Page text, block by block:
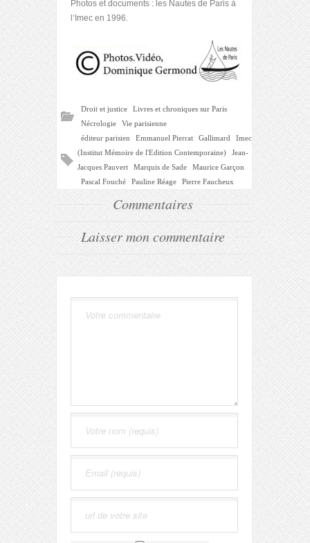
Photos et documents : les Nautes de Paris à
l’Imec en 1996.
Droit et justice
Livres et chroniques sur Paris
Nécrologie
Vie parisienne
éditeur parisien
Emmanuel Pierrat Gallimard
Imec
(Institut Mémoire de l'Edition Contemporaine)
Jean-
Jacques Pauvert
Marquis de Sade
Maurice Garçon
Pascal Fouché
Pauline Réage Pierre Faucheux
Commentaires
Laisser mon commentaire